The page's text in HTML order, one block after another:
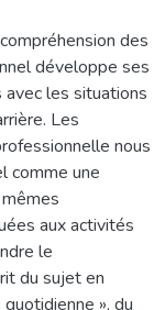
des
développe ses
avec les situations
Les
nous
comme une
aux activités
le
du sujet en
», du